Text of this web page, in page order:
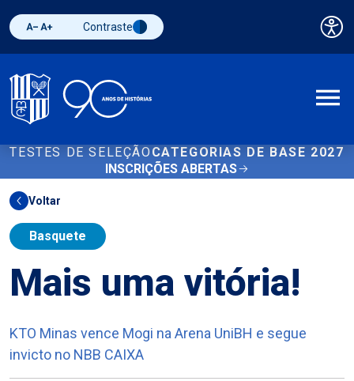
Diminuir fonte
Aumentar fonteAlternar contraste
Contraste
TESTES DE SELEÇÃO CATEGORIAS DE BASE 2027
INSCRIÇÕES ABERTAS
Voltar
Basquete
Mais uma vitória!
KTO Minas vence Mogi na Arena UniBH e segue
invicto no NBB CAIXA